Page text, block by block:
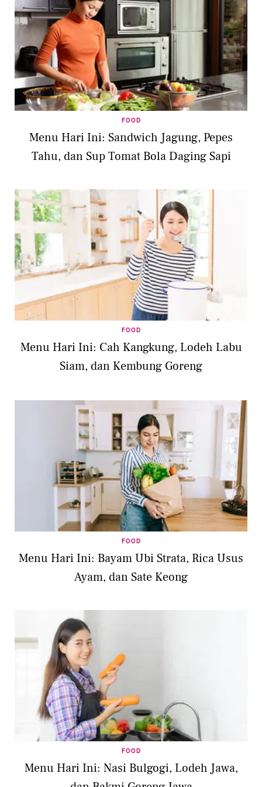
FOOD
Menu Hari Ini: Sandwich Jagung, Pepes
Tahu, dan Sup Tomat Bola Daging Sapi
FOOD
Menu Hari Ini: Cah Kangkung, Lodeh Labu
Siam, dan Kembung Goreng
FOOD
Menu Hari Ini: Bayam Ubi Strata, Rica Usus
Ayam, dan Sate Keong
FOOD
Menu Hari Ini: Nasi Bulgogi, Lodeh Jawa,